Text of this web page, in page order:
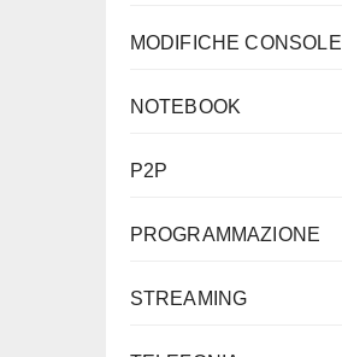
MODIFICHE CONSOLE
NOTEBOOK
P2P
PROGRAMMAZIONE
STREAMING